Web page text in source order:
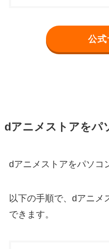
公式
dアニメストアをパ
dアニメストアをパソコ
以下の手順で、dアニメ
できます。